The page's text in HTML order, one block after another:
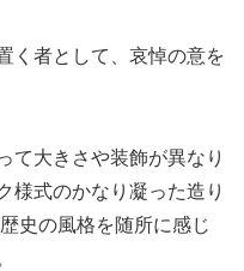
く者として、哀悼の意を
て大きさや装飾が異なり
様式のかなり凝った造り
史の風格を随所に感じ